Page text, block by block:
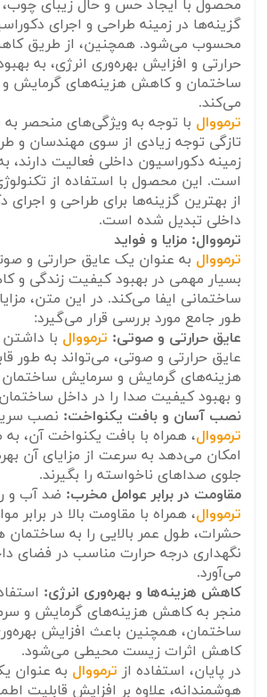
محصول با ایجاد حس و حال زیبای چوب،
گزینه‌ها در زمینه طراحی و اجرای
محسوب می‌شود. همچنین، از طریق
حرارتی و افزایش بهره‌وری انرژی، به
ساختمان و کاهش هزینه‌های گرمایش
می‌کند.
ترمووال با توجه به ویژگی‌های منحصر به
تازگی توجه زیادی از سوی مهندسان و
زمینه دکوراسیون داخلی فعالیت دارند،
است. این محصول با استفاده از
از بهترین گزینه‌ها برای طراحی و اجرای
داخلی تبدیل شده است.
ترمووال: مزایا و فواید
ترمووال به عنوان یک عایق حرارتی و
بسیار مهمی در بهبود کیفیت زندگی و
ساختمانی ایفا می‌کند. در این متن،
طور جامع مورد بررسی قرار می‌گیرد:
عایق حرارتی و صوتی: ترمووال با داشتن
عایق حرارتی و صوتی، می‌تواند به طور
هزینه‌های گرمایش و سرمایش
و بهبود کیفیت صدا را در داخل
نصب آسان و بافت یکنواخت: نصب
ترمووال، همراه با بافت یکنواخت آن،
امکان می‌دهد به سرعت از مزایای آن
جلوی صداهای ناخواسته را بگیرند.
مقاومت در برابر عوامل مخرب: ضد آب و
ترمووال، همراه با مقاومت بالا در برابر
حشرات، طول عمر بالایی را به
نگهداری درجه حرارت مناسب در فضای
می‌آورد.
کاهش هزینه‌ها و بهره‌وری انرژی:
منجر به کاهش هزینه‌های گرمایش و
ساختمان، همچنین باعث افزایش
کاهش اثرات زیست محیطی می‌شود.
در پایان، استفاده از ترمووال به عنوان
هوشمندانه، علاوه بر افزایش قابلیت